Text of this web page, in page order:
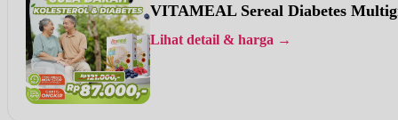
VITAMEAL Sereal Diabetes
Lihat detail & harga →